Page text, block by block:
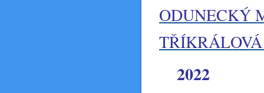
ODUNECKÝ
2022